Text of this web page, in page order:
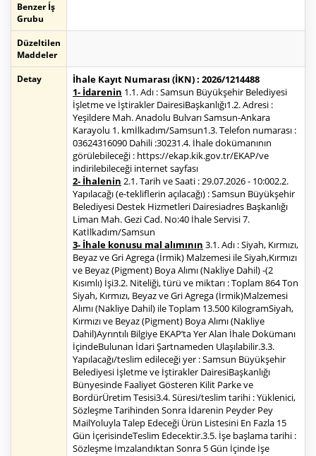
Benzer İş
Grubu
Düzeltilen
Maddeler
Detay
İhale Kayıt Numarası (İKN) : 2026/1214488
1- İdarenin 1.1. Adı : Samsun Büyükşehir Belediyesi
İşletme ve İştirakler DairesiBaşkanlığı1.2. Adresi :
Yeşildere Mah. Anadolu Bulvarı Samsun-Ankara
Karayolu 1. kmİlkadım/Samsun1.3. Telefon numarası :
03624316090 Dahili :30231.4. İhale dokümanının
görülebileceği : https://ekap.kik.gov.tr/EKAP/ve
indirilebileceği internet sayfası
2- İhalenin 2.1. Tarih ve Saati : 29.07.2026 - 10:002.2.
Yapılacağı (e-tekliflerin açılacağı) : Samsun Büyükşehir
Belediyesi Destek Hizmetleri Dairesiadres Başkanlığı
Liman Mah. Gezi Cad. No:40 İhale Servisi 7.
Katİlkadım/Samsun
3- İhale konusu mal alımının 3.1. Adı : Siyah, Kırmızı,
Beyaz ve Gri Agrega (İrmik) Malzemesi ile Siyah,Kırmızı
ve Beyaz (Pigment) Boya Alımı (Nakliye Dahil) -(2
Kısımlı) İşi3.2. Niteliği, türü ve miktarı : Toplam 864 Ton
Siyah, Kırmızı, Beyaz ve Gri Agrega (İrmik)Malzemesi
Alımı (Nakliye Dahil) ile Toplam 13.500 KilogramSiyah,
Kırmızı ve Beyaz (Pigment) Boya Alımı (Nakliye
Dahil)Ayrıntılı Bilgiye EKAP’ta Yer Alan İhale Dokümanı
İçindeBulunan İdari Şartnameden Ulaşılabilir.3.3.
Yapılacağı/teslim edileceği yer : Samsun Büyükşehir
Belediyesi İşletme ve İştirakler DairesiBaşkanlığı
Bünyesinde Faaliyet Gösteren Kilit Parke ve
BordürÜretim Tesisi3.4. Süresi/teslim tarihi : Yüklenici,
Sözleşme Tarihinden Sonra İdarenin Peyder Pey
MailYoluyla Talep Edeceği Ürün Listesini En Fazla 15
Gün İçerisindeTeslim Edecektir.3.5. İşe başlama tarihi :
Sözleşme İmzalandıktan Sonra 5 Gün İçinde İşe